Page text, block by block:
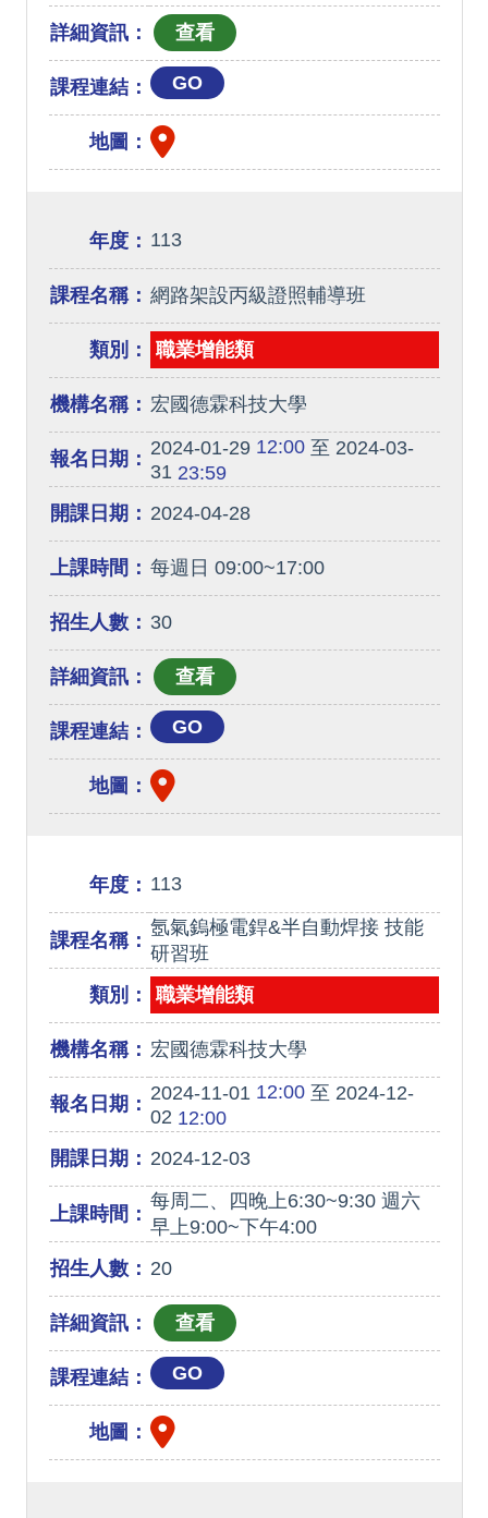
詳細資訊：
課程連結： GO
地圖：
年度： 113
課程名稱： 網路架設丙級證照輔導班
類別： 職業增能類
機構名稱： 宏國德霖科技大學
報名日期： 2024-01-2912:00至 2024-03-
3123:59
開課日期： 2024-04-28
上課時間： 每週日 09:00~17:00
招生人數： 30
詳細資訊：
課程連結： GO
地圖：
年度： 113
課程名稱：
氬氣鎢極電銲&半自動焊接 技能
研習班
類別：
職業增能類
機構名稱： 宏國德霖科技大學
報名日期： 2024-11-01 12:00至 2024-12-
02 12:00
開課日期： 2024-12-03
上課時間：
每周二、四晚上6:30~9:30 週六
早上9:00~下午4:00
招生人數： 20
詳細資訊：
課程連結： GO
地圖：